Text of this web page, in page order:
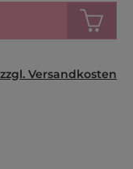
Versandkosten